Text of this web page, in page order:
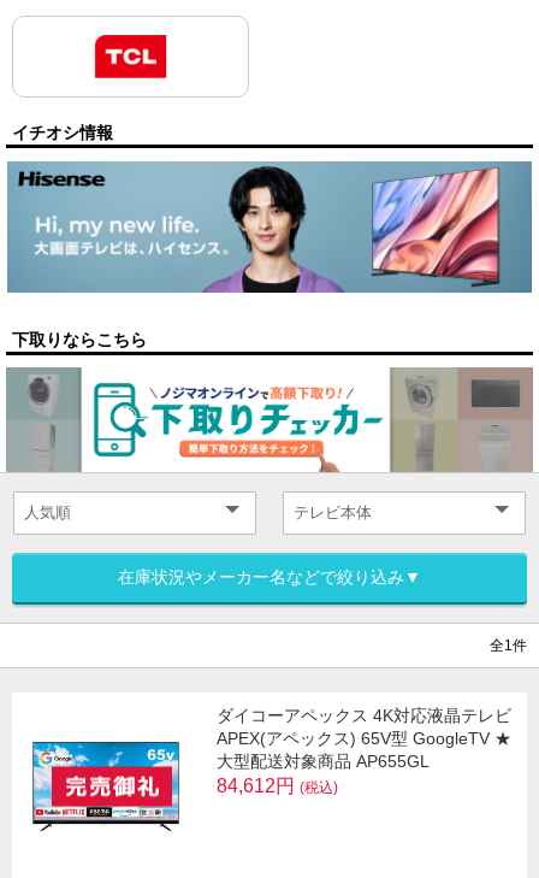
イチオシ情報
下取りならこちら
在庫状況やメーカー名などで絞り込み▼
全1件
ダイコーアペックス 4K対応液晶テレビ
APEX(アペックス) 65V型 GoogleTV ★
大型配送対象商品 AP655GL
84,612円 (税込)